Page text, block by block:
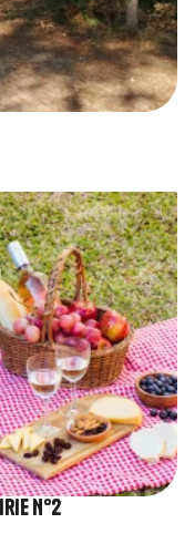
N°2